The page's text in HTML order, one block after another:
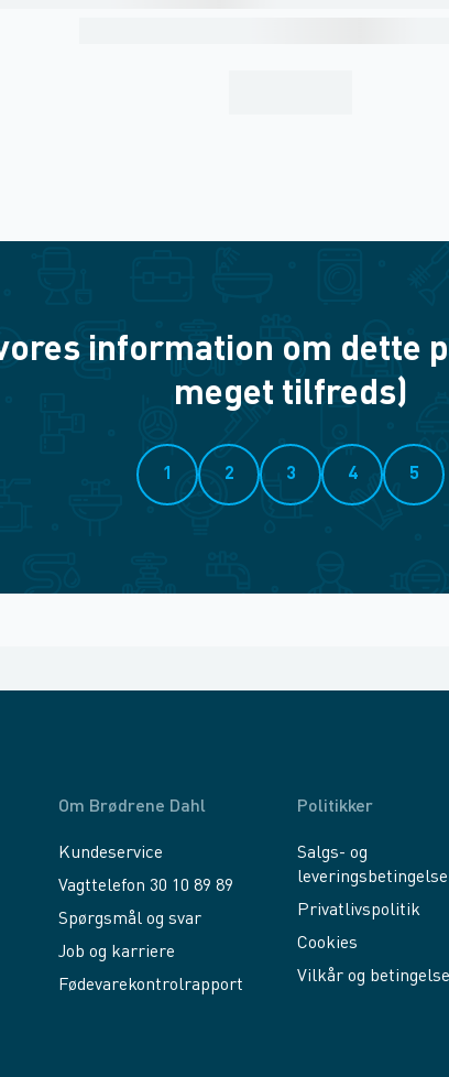
information om dette
meget tilfreds)
1 2 3 4 5
Om Brødrene Dahl
Kundeservice
Vagttelefon 30 10 89 89
Spørgsmål og svar
Job og karriere
Fødevarekontrolrapport
Politikker
Salgs- og
Privatlivspolitik
Cookies
Vilkår og